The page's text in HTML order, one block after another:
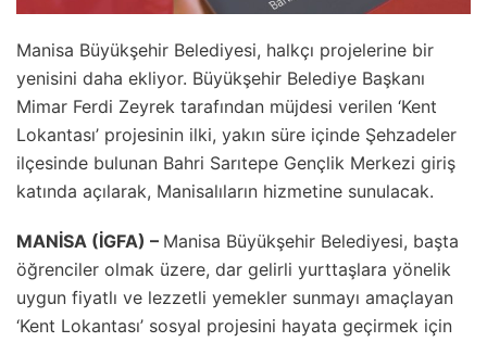
Manisa Büyükşehir Belediyesi, halkçı projelerine bir
yenisini daha ekliyor. Büyükşehir Belediye Başkanı
Mimar Ferdi Zeyrek tarafından müjdesi verilen ‘Kent
Lokantası’ projesinin ilki, yakın süre içinde Şehzadeler
ilçesinde bulunan Bahri Sarıtepe Gençlik Merkezi giriş
katında açılarak, Manisalıların hizmetine sunulacak.
MANİSA (İGFA) – Manisa Büyükşehir Belediyesi, başta
öğrenciler olmak üzere, dar gelirli yurttaşlara yönelik
uygun fiyatlı ve lezzetli yemekler sunmayı amaçlayan
‘Kent Lokantası’ sosyal projesini hayata geçirmek için